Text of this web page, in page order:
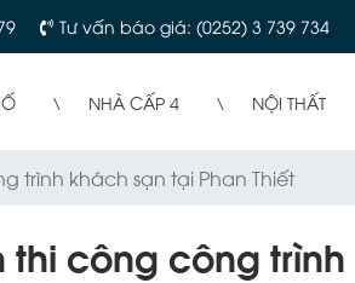
Tư vấn báo giá: (0252) 3 739 734
NHÀ CẤP 4 NỘI THẤT
trình khách sạn tại Phan Thiết
công công